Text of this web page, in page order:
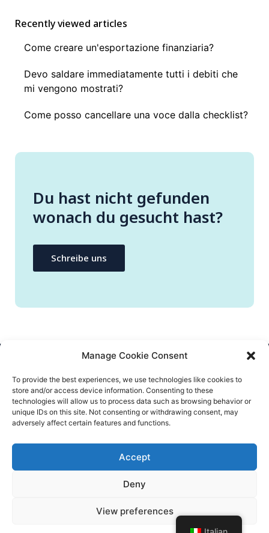
Manage Cookie Consent
To provide the best experiences, we use technologies like cookies to
store and/or access device information. Consenting to these
technologies will allow us to process data such as browsing behavior or
unique IDs on this site. Not consenting or withdrawing consent, may
adversely affect certain features and functions.
Accept
Deny
View preferences
Recently viewed articles
Come creare un'esportazione finanziaria?
Devo saldare immediatamente tutti i debiti che
mi vengono mostrati?
Come posso cancellare una voce dalla checklist?
Du hast nicht gefunden
wonach du gesucht hast?
Schreibe uns
info@flatify-app.com
© Flatify 2020 – All rights reserved
Termini e condizioni
INFORMATIVA SULLA PRIVACY
Concorso - Termini e condizioni